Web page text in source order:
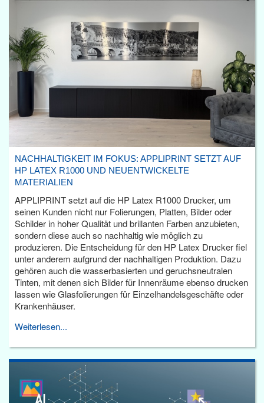
NACHHALTIGKEIT IM FOKUS: APPLIPRINT SETZT AUF
HP LATEX R1000 UND NEUENTWICKELTE
MATERIALIEN
APPLIPRINT setzt auf die HP Latex R1000 Drucker, um
seinen Kunden nicht nur Folierungen, Platten, Bilder oder
Schilder in hoher Qualität und brillanten Farben anzubieten,
sondern diese auch so nachhaltig wie möglich zu
produzieren. Die Entscheidung für den HP Latex Drucker fiel
unter anderem aufgrund der nachhaltigen Produktion. Dazu
gehören auch die wasserbasierten und geruchsneutralen
Tinten, mit denen sich Bilder für Innenräume ebenso drucken
lassen wie Glasfolierungen für Einzelhandelsgeschäfte oder
Krankenhäuser.
Weiterlesen...